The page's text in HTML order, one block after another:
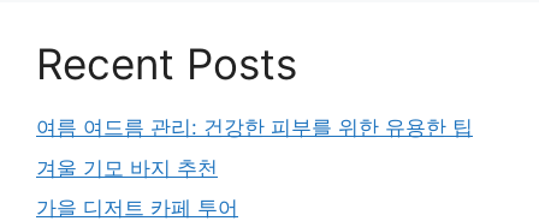
Recent Posts
여름 여드름 관리: 건강한 피부를 위한 유용한 팁
겨울 기모 바지 추천
가을 디저트 카페 투어